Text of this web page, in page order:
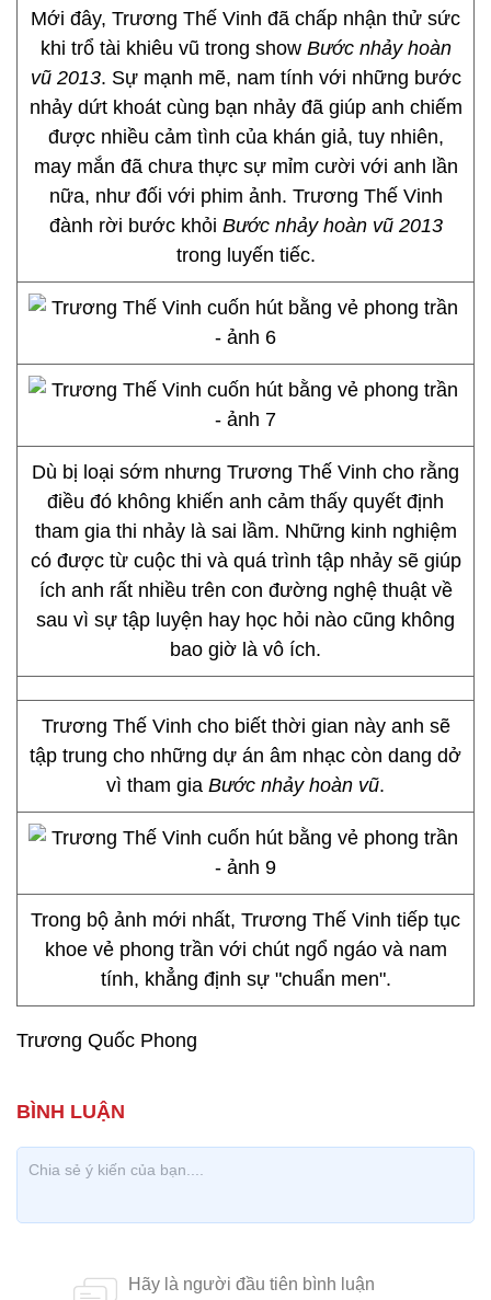
Mới đây, Trương Thế Vinh đã chấp nhận thử sức
khi trổ tài khiêu vũ trong show Bước nhảy hoàn
vũ 2013. Sự mạnh mẽ, nam tính với những bước
nhảy dứt khoát cùng bạn nhảy đã giúp anh chiếm
được nhiều cảm tình của khán giả, tuy nhiên,
may mắn đã chưa thực sự mỉm cười với anh lần
nữa, như đối với phim ảnh. Trương Thế Vinh
đành rời bước khỏi Bước nhảy hoàn vũ 2013
trong luyến tiếc.
Dù bị loại sớm nhưng Trương Thế Vinh cho rằng
điều đó không khiến anh cảm thấy quyết định
tham gia thi nhảy là sai lầm. Những kinh nghiệm
có được từ cuộc thi và quá trình tập nhảy sẽ giúp
ích anh rất nhiều trên con đường nghệ thuật về
sau vì sự tập luyện hay học hỏi nào cũng không
bao giờ là vô ích.
Trương Thế Vinh cho biết thời gian này anh sẽ
tập trung cho những dự án âm nhạc còn dang dở
vì tham gia Bước nhảy hoàn vũ.
Trong bộ ảnh mới nhất, Trương Thế Vinh tiếp tục
khoe vẻ phong trần với chút ngổ ngáo và nam
tính, khẳng định sự "chuẩn men".
Trương Quốc Phong